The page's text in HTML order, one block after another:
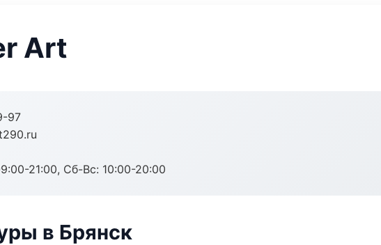
Art
97
21:00, Сб-Вс: 10:00-20:00
в Брянск